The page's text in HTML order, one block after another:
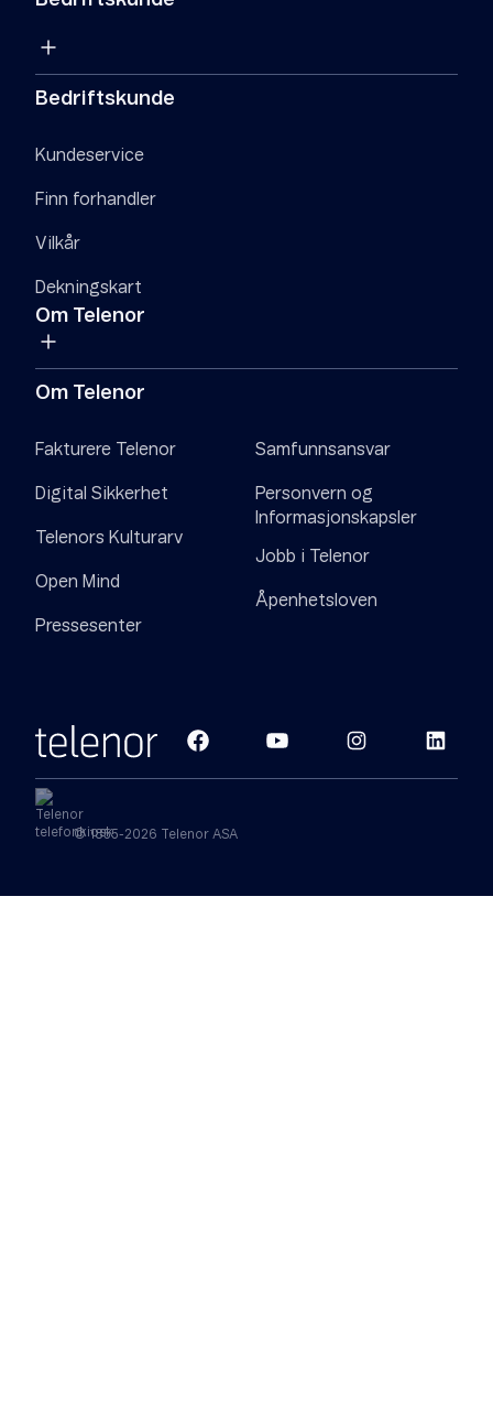
Bedriftskunde
Kundeservice
Finn forhandler
Vilkår
Dekningskart
Om Telenor
Om Telenor
Fakturere Telenor
Digital Sikkerhet
Telenors Kulturarv
Open Mind
Pressesenter
Samfunnsansvar
Personvern og
Informasjonskapsler
Jobb i Telenor
Åpenhetsloven
© 1855-2026 Telenor ASA